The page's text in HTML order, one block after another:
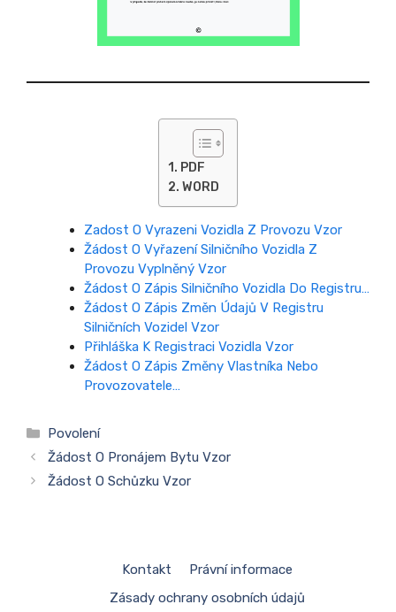
PDF
WORD
Zadost O Vyrazeni Vozidla Z Provozu Vzor
Žádost O Vyřazení Silničního Vozidla Z
Provozu Vyplněný Vzor
Žádost O Zápis Silničního Vozidla Do Registru…
Žádost O Zápis Změn Údajů V Registru
Silničních Vozidel Vzor
Přihláška K Registraci Vozidla Vzor
Žádost O Zápis Změny Vlastníka Nebo
Provozovatele…
Rubriky
Povolení
Žádost O Pronájem Bytu Vzor
Žádost O Schůzku Vzor
Kontakt
Právní informace
Zásady ochrany osobních údajů